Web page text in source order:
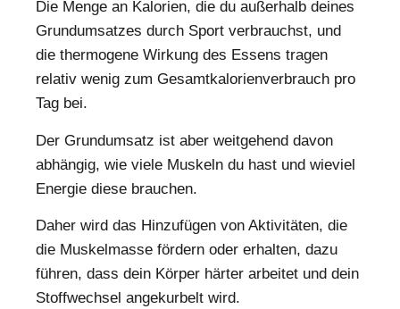
Die Menge an Kalorien, die du außerhalb deines
Grundumsatzes durch Sport verbrauchst, und
die thermogene Wirkung des Essens tragen
relativ wenig zum Gesamtkalorienverbrauch pro
Tag bei.
Der Grundumsatz ist aber weitgehend davon
abhängig, wie viele Muskeln du hast und wieviel
Energie diese brauchen.
Daher wird das Hinzufügen von Aktivitäten, die
die Muskelmasse fördern oder erhalten, dazu
führen, dass dein Körper härter arbeitet und dein
Stoffwechsel angekurbelt wird.